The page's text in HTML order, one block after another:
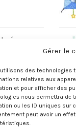
Gérer le
des technologies
relatives aux
et pour afficher des
nous permettra de
ou les ID uniques sur
peut avoir un